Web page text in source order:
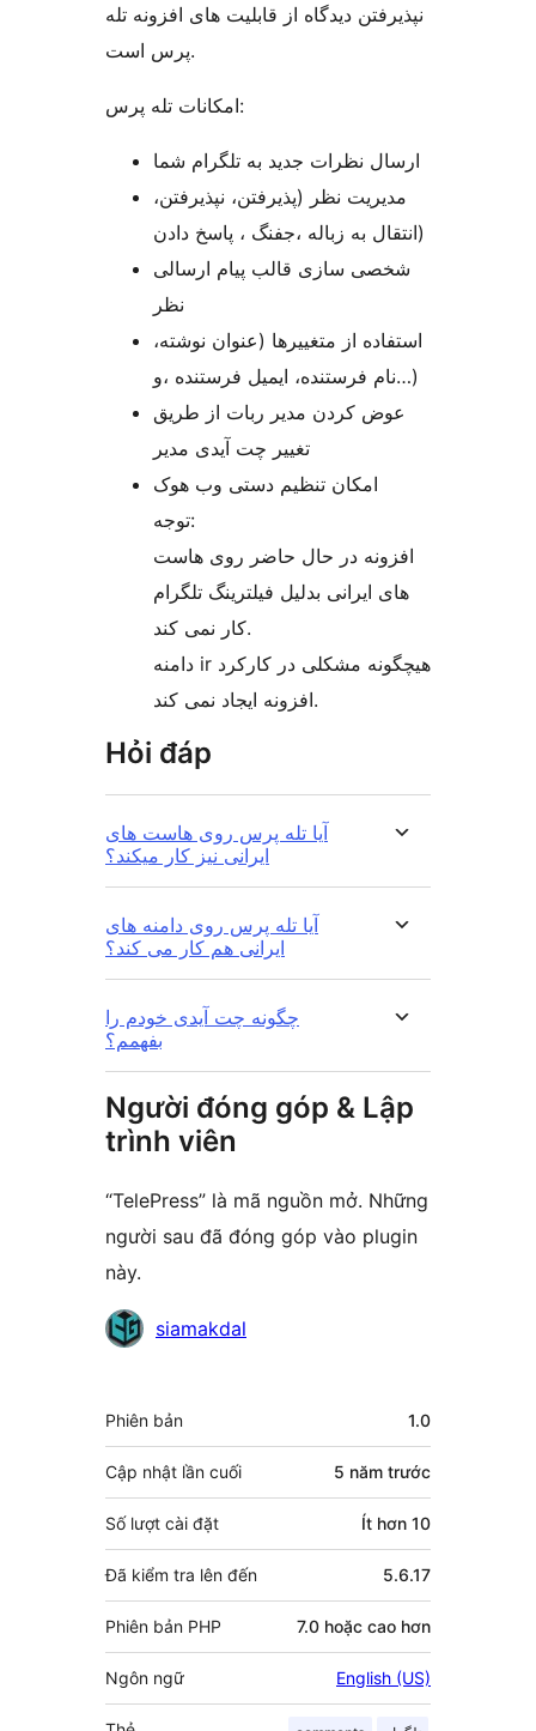
نپذیرفتن دیدگاه از قابلیت های افزونه تله
پرس است.
امکانات تله پرس:
ارسال نظرات جدید به تلگرام شما
مدیریت نظر (پذیرفتن، نپذیرفتن،
انتقال به زباله ،جفنگ ، پاسخ دادن)
شخصی سازی قالب پیام ارسالی
نظر
استفاده از متغییرها (عنوان نوشته،
نام فرستنده، ایمیل فرستنده ،و…)
عوض کردن مدیر ربات از طریق
تغییر چت آیدی مدیر
امکان تنظیم دستی وب هوک
توجه:
افزونه در حال حاضر روی هاست
های ایرانی بدلیل فیلترینگ تلگرام
کار نمی کند.
دامنه ir هیچگونه مشکلی در کارکرد
افزونه ایجاد نمی کند.
Hỏi đáp
آیا تله پرس روی هاست های
ایرانی نیز کار میکند؟
آیا تله پرس روی دامنه های
ایرانی هم کار می کند؟
چگونه چت آیدی خودم را
بفهمم؟
Người đóng góp & Lập
trình viên
“TelePress” là mã nguồn mở. Những
người sau đã đóng góp vào plugin
này.
Những
góp
siamakdal
Meta
Phiên bản 1.0
Cập nhật lần cuối 5 năm trước
Số lượt cài đặt Ít hơn 10
Đã kiểm tra lên đến 5.6.17
Phiên bản PHP 7.0 hoặc cao hơn
Ngôn ngữ English (US)